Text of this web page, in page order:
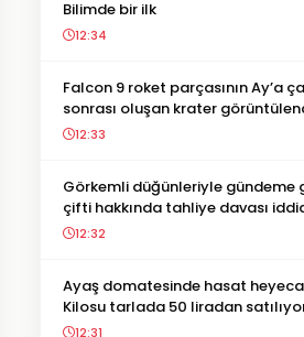
Bilimde bir ilk
12:34
Falcon 9 roket parçasının Ay’a
sonrası oluşan krater
12:33
Görkemli düğünleriyle gündeme
çifti hakkında tahliye davası
12:32
Ayaş domatesinde hasat
Kilosu tarlada 50 liradan
12:31